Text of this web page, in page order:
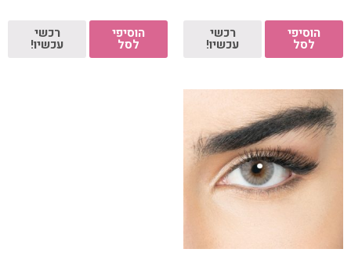
הוסיפי
לסל
רכשי
עכשיו!
הוסיפי
לסל
רכשי
עכשיו!